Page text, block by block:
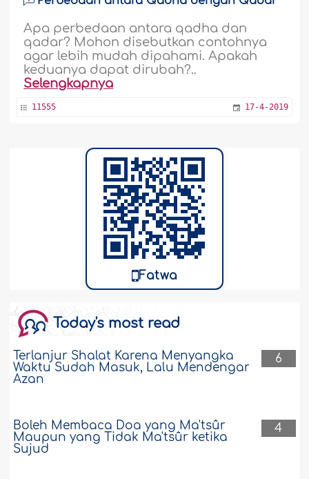
Apa perbedaan antara qadha dan
qadar? Mohon disebutkan contohnya
agar lebih mudah dipahami. Apakah
keduanya dapat dirubah?..
Selengkapnya
11555 17-4-2019
Fatwa
Today's most read
6
Terlanjur Shalat Karena Menyangka
Waktu Sudah Masuk, Lalu Mendengar
Azan
4
Boleh Membaca Doa yang Ma'tsûr
Maupun yang Tidak Ma'tsûr ketika
Sujud